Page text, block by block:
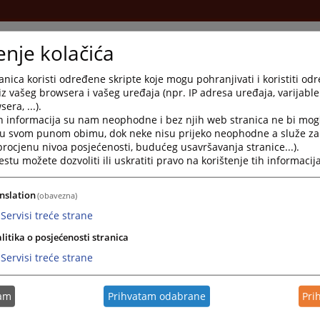
(od 08:30 do 14:00 sati-odmah nakon provjere); Prekršajno odjeljenje:
da nema kazni); Registar: potvrda iz sudskog registra (aktivni i
stanju, uvjerenje o nekretninama, potvrda da je predmet zaprimljen u ZK ured
kolačića
koristi određene skripte koje mogu pohranjivati i koristiti
vašeg browsera i vašeg uređaja (npr. IP adresa uređaja,
...).
informacija su nam neophodne i bez njih web stranica ne bi
svom punom obimu, dok neke nisu prijeko neophodne a služe
nivoa posjećenosti, budućeg usavršavanja stranice...).
možete dozvoliti ili uskratiti pravo na korištenje tih
(obavezna)
Servisi treće strane
o posjećenosti stranica
Servisi treće strane
Prihvatam odabrane